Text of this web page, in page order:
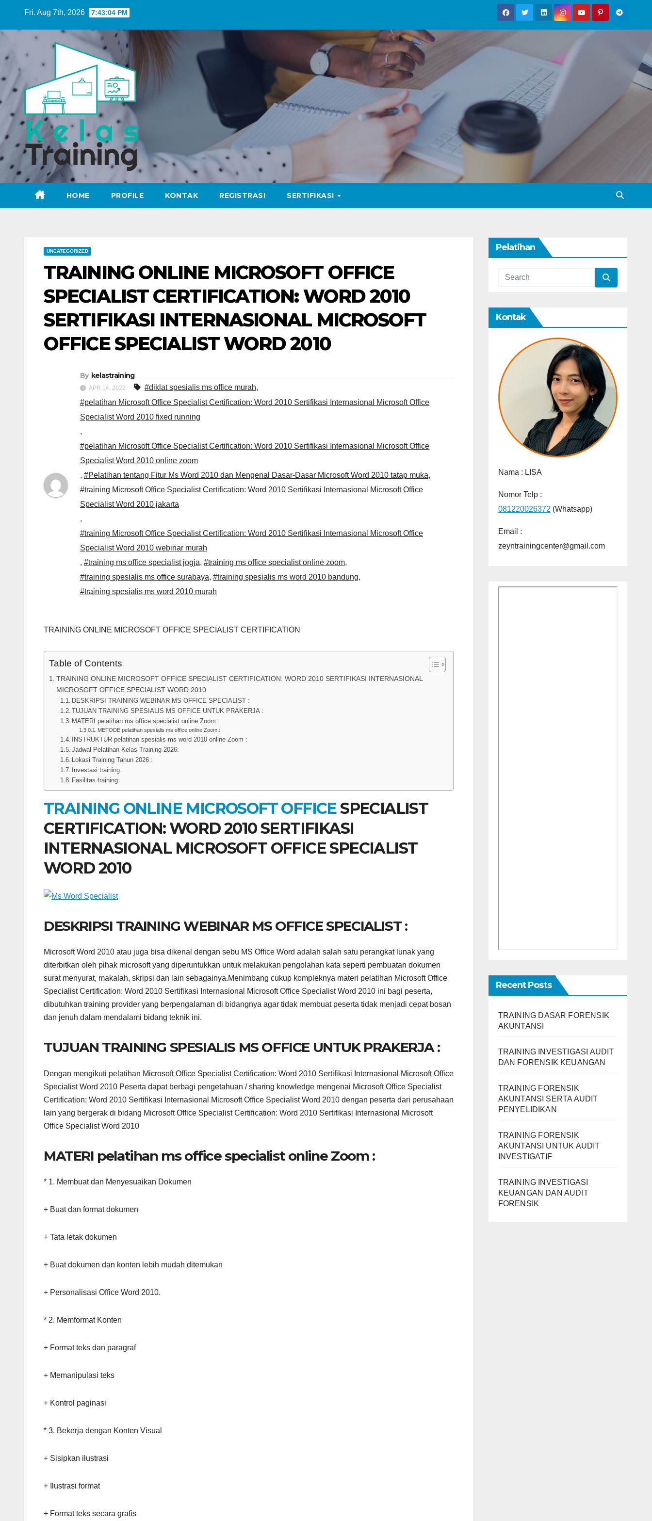
content
Fri. Aug 7th, 2026 7:43:05 PM
HOME PROFILE KONTAK REGISTRASI SERTIFIKASI
UNCATEGORIZED
TRAINING ONLINE MICROSOFT OFFICE
SPECIALIST CERTIFICATION: WORD 2010
SERTIFIKASI INTERNASIONAL MICROSOFT
OFFICE SPECIALIST WORD 2010
By kelastraining
APR 14, 2022 #diklat spesialis ms office murah,
#pelatihan Microsoft Office Specialist Certification: Word 2010 Sertifikasi Internasional Microsoft Office
Specialist Word 2010 fixed running
,
#pelatihan Microsoft Office Specialist Certification: Word 2010 Sertifikasi Internasional Microsoft Office
Specialist Word 2010 online zoom
, #Pelatihan tentang Fitur Ms Word 2010 dan Mengenal Dasar-Dasar Microsoft Word 2010 tatap muka,
#training Microsoft Office Specialist Certification: Word 2010 Sertifikasi Internasional Microsoft Office
Specialist Word 2010 jakarta
,
#training Microsoft Office Specialist Certification: Word 2010 Sertifikasi Internasional Microsoft Office
Specialist Word 2010 webinar murah
, #training ms office specialist jogja, #training ms office specialist online zoom,
#training spesialis ms office surabaya, #training spesialis ms word 2010 bandung,
#training spesialis ms word 2010 murah
TRAINING ONLINE MICROSOFT OFFICE SPECIALIST CERTIFICATION
Table of Contents
TRAINING ONLINE MICROSOFT OFFICE SPECIALIST CERTIFICATION: WORD 2010 SERTIFIKASI INTERNASIONAL
MICROSOFT OFFICE SPECIALIST WORD 2010
DESKRIPSI TRAINING WEBINAR MS OFFICE SPECIALIST :
TUJUAN TRAINING SPESIALIS MS OFFICE UNTUK PRAKERJA :
MATERI pelatihan ms office specialist online Zoom :
METODE pelatihan spesialis ms office online Zoom :
INSTRUKTUR pelatihan spesialis ms word 2010 online Zoom :
Jadwal Pelatihan Kelas Training 2026:
Lokasi Training Tahun 2026 :
Investasi training:
Fasilitas training:
TRAINING ONLINE MICROSOFT OFFICESPECIALIST
CERTIFICATION: WORD 2010 SERTIFIKASI
INTERNASIONAL MICROSOFT OFFICE SPECIALIST
WORD 2010
DESKRIPSI TRAINING WEBINAR MS OFFICE SPECIALIST :
Microsoft Word 2010 atau juga bisa dikenal dengan sebu MS Office Word adalah salah satu perangkat lunak yang
diterbitkan oleh pihak microsoft yang diperuntukkan untuk melakukan pengolahan kata seperti pembuatan dokumen
surat menyurat, makalah, skripsi dan lain sebagainya.Menimbang cukup kompleknya materi pelatihan Microsoft Office
Specialist Certification: Word 2010 Sertifikasi Internasional Microsoft Office Specialist Word 2010 ini bagi peserta,
dibutuhkan training provider yang berpengalaman di bidangnya agar tidak membuat peserta tidak menjadi cepat bosan
dan jenuh dalam mendalami bidang teknik ini.
TUJUAN TRAINING SPESIALIS MS OFFICE UNTUK PRAKERJA :
Dengan mengikuti pelatihan Microsoft Office Specialist Certification: Word 2010 Sertifikasi Internasional Microsoft Office
Specialist Word 2010 Peserta dapat berbagi pengetahuan / sharing knowledge mengenai Microsoft Office Specialist
Certification: Word 2010 Sertifikasi Internasional Microsoft Office Specialist Word 2010 dengan peserta dari perusahaan
lain yang bergerak di bidang Microsoft Office Specialist Certification: Word 2010 Sertifikasi Internasional Microsoft
Office Specialist Word 2010
MATERI pelatihan ms office specialist online Zoom :
* 1. Membuat dan Menyesuaikan Dokumen
+ Buat dan format dokumen
+ Tata letak dokumen
+ Buat dokumen dan konten lebih mudah ditemukan
+ Personalisasi Office Word 2010.
* 2. Memformat Konten
+ Format teks dan paragraf
+ Memanipulasi teks
+ Kontrol paginasi
* 3. Bekerja dengan Konten Visual
+ Sisipkan ilustrasi
+ Ilustrasi format
+ Format teks secara grafis
Pelatihan
Kontak
Nama : LISA
Nomor Telp :
081220026372 (Whatsapp)
Email :
zeyntrainingcenter@gmail.com
Recent Posts
TRAINING DASAR FORENSIK
AKUNTANSI
TRAINING INVESTIGASI AUDIT
DAN FORENSIK KEUANGAN
TRAINING FORENSIK
AKUNTANSI SERTA AUDIT
PENYELIDIKAN
TRAINING FORENSIK
AKUNTANSI UNTUK AUDIT
INVESTIGATIF
TRAINING INVESTIGASI
KEUANGAN DAN AUDIT
FORENSIK